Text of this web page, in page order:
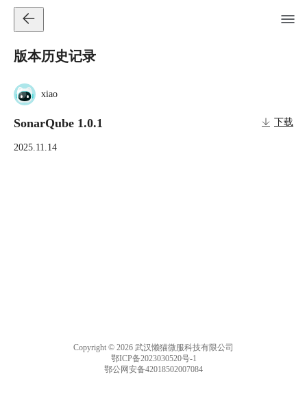
版本历史记录
xiao
SonarQube 1.0.1 下载
2025.11.14
Copyright © 2026 武汉懒猫微服科技有限公司
鄂ICP备2023030520号-1
鄂公网安备42018502007084